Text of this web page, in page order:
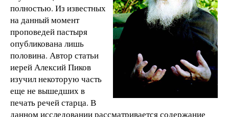
полностью. Из известных
на данный момент
проповедей пастыря
опубликована лишь
половина. Автор статьи
иерей Алексий Пиков
изучил некоторую часть
еще не вышедших в
печать речей старца. В
данном исследовании рассматривается содержание